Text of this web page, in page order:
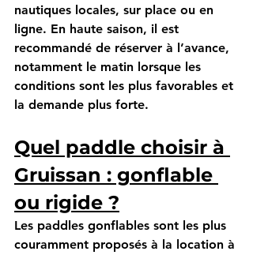
nautiques locales, sur place ou en
ligne. En haute saison, il est
recommandé de réserver à l’avance,
notamment le matin lorsque les
conditions sont les plus favorables et
la demande plus forte.
Quel paddle choisir à
Gruissan : gonflable
ou rigide ?
Les paddles gonflables sont les plus
couramment proposés à la location à